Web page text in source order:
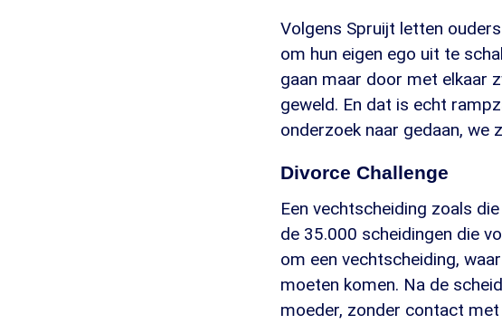
Volgens Spruijt letten
om hun eigen ego uit te
gaan maar door met elkaar
geweld. En dat is echt
onderzoek naar gedaan, we
Divorce Challenge
Een vechtscheiding zoals
de 35.000 scheidingen die
om een vechtscheiding,
moeten komen. Na de
moeder, zonder contact